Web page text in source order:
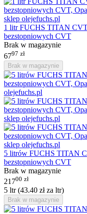
1 litr FUCHS TITAN
bezstopniowych CVT
Brak w magazynie
6797 zł
Brak w magazynie
5 litrów FUCHS TITAN
bezstopniowych CVT
Brak w magazynie
21700 zł
5 ltr (43.40 złza ltr)
Brak w magazynie